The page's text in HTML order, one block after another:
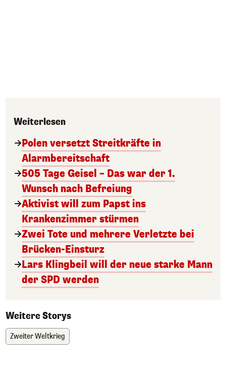
Weiterlesen
Polen versetzt Streitkräfte in
Alarmbereitschaft
505 Tage Geisel – Das war der 1.
Wunsch nach Befreiung
Aktivist will zum Papst ins
Krankenzimmer stürmen
Zwei Tote und mehrere Verletzte bei
Brücken-Einsturz
Lars Klingbeil will der neue starke Mann
der SPD werden
Weitere Storys
Zweiter Weltkrieg